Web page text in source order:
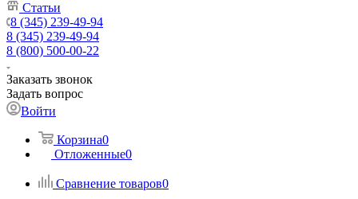
Статьи
8 (345) 239-49-94
8 (345) 239-49-94
8 (800) 500-00-22
Заказать звонок
Задать вопрос
Войти
Корзина0
Отложенные0
Сравнение товаров0